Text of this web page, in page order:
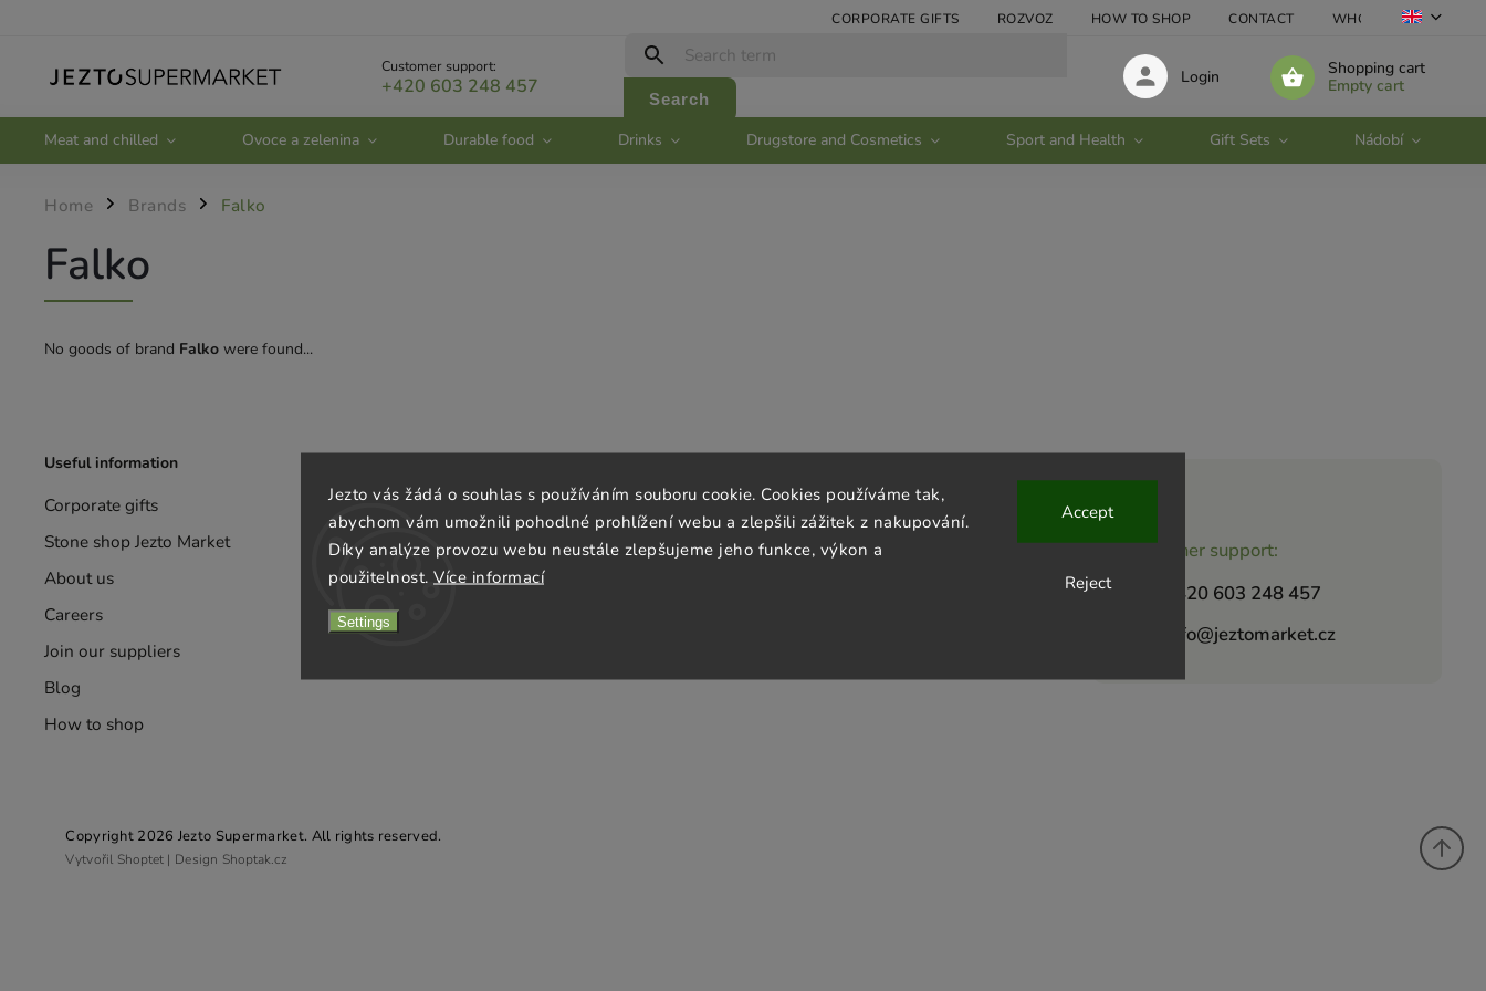
Jezto vás žádá o souhlas s používáním souboru cookie. Cookies používáme tak,
abychom vám umožnili pohodlné prohlížení webu a zlepšili zážitek z nakupování.
Díky analýze provozu webu neustále zlepšujeme jeho funkce, výkon a
použitelnost. Více informací
Settings
Reject
Accept
CORPORATE GIFTS ROZVOZ HOW TO SHOP CONTACT WHOLESALE
Customer support:
+420 603 248 457
Search
Shopping cart
Empty cart
Login
Meat and chilled Ovoce a zelenina Durable food Drinks Drugstore and Cosmetics Sport and Health Gift Sets Nádobí
Home / Brands / Falko
Falko
No goods of brand Falko were found...
Customer support:
+420 603 248 457
info@jeztomarket.cz
Useful information
Corporate gifts
Stone shop Jezto Market
About us
Careers
Join our suppliers
Blog
How to shop
Terms and conditions
Privacy Policy
Shipping & Payment
Store rating
Jezto Supermarket Team
Copyright 2026 Jezto Supermarket. All rights reserved.
Vytvořil Shoptet | Design Shoptak.cz